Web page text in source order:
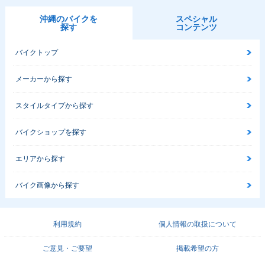
沖縄のバイクを
探す
スペシャル
コンテンツ
バイクトップ
メーカーから探す
スタイルタイプから探す
バイクショップを探す
エリアから探す
バイク画像から探す
利用規約 個人情報の取扱について
ご意見・ご要望 掲載希望の方